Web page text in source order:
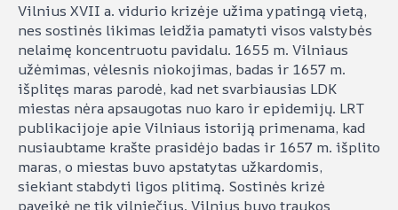
Vilnius XVII a. vidurio krizėje užima ypatingą vietą,
nes sostinės likimas leidžia pamatyti visos valstybės
nelaimę koncentruotu pavidalu. 1655 m. Vilniaus
užėmimas, vėlesnis niokojimas, badas ir 1657 m.
išplitęs maras parodė, kad net svarbiausias LDK
miestas nėra apsaugotas nuo karo ir epidemijų. LRT
publikacijoje apie Vilniaus istoriją primenama, kad
nusiaubtame krašte prasidėjo badas ir 1657 m. išplito
maras, o miestas buvo apstatytas užkardomis,
siekiant stabdyti ligos plitimą. Sostinės krizė
paveikė ne tik vilniečius. Vilnius buvo traukos